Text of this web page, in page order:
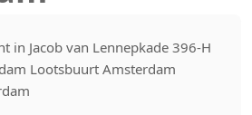
in Jacob van Lennepkade 396-H
Lootsbuurt Amsterdam